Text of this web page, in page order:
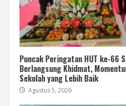
Puncak Peringatan HUT ke-66
Berlangsung Khidmat,
Sekolah yang Lebih Baik
Agustus 5, 2026